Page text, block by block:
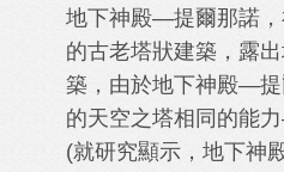
地下神殿—提爾那諾
的古老塔狀建築，露
築，由於地下神殿—
的天空之塔相同的能
(就研究顯示，地下神